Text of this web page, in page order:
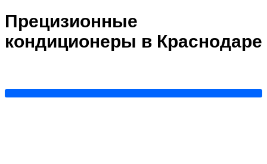
Прецизионные
кондиционеры в Краснодаре